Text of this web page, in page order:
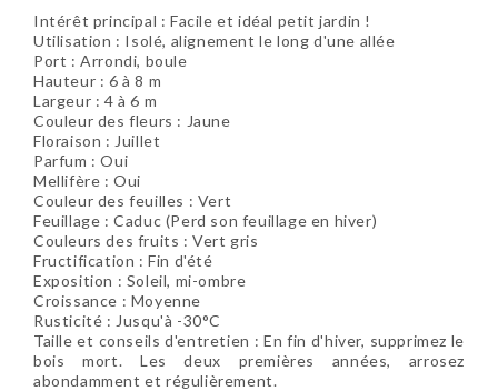
Intérêt principal : Facile et idéal petit jardin !
Utilisation : Isolé, alignement le long d'une allée
Port : Arrondi, boule
Hauteur : 6 à 8 m
Largeur : 4 à 6 m
Couleur des fleurs : Jaune
Floraison : Juillet
Parfum : Oui
Mellifère : Oui
Couleur des feuilles : Vert
Feuillage : Caduc (Perd son feuillage en hiver)
Couleurs des fruits : Vert gris
Fructification : Fin d'été
Exposition : Soleil, mi-ombre
Croissance : Moyenne
Rusticité : Jusqu'à -30°C
Taille et conseils d'entretien : En fin d'hiver, supprimez le
bois mort. Les deux premières années, arrosez
abondamment et régulièrement.